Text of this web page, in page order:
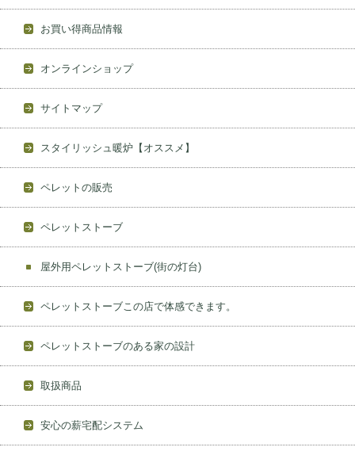
お買い得商品情報
オンラインショップ
サイトマップ
スタイリッシュ暖炉【オススメ】
ペレットの販売
ペレットストーブ
屋外用ペレットストーブ(街の灯台)
ペレットストーブこの店で体感できます。
ペレットストーブのある家の設計
取扱商品
安心の薪宅配システム